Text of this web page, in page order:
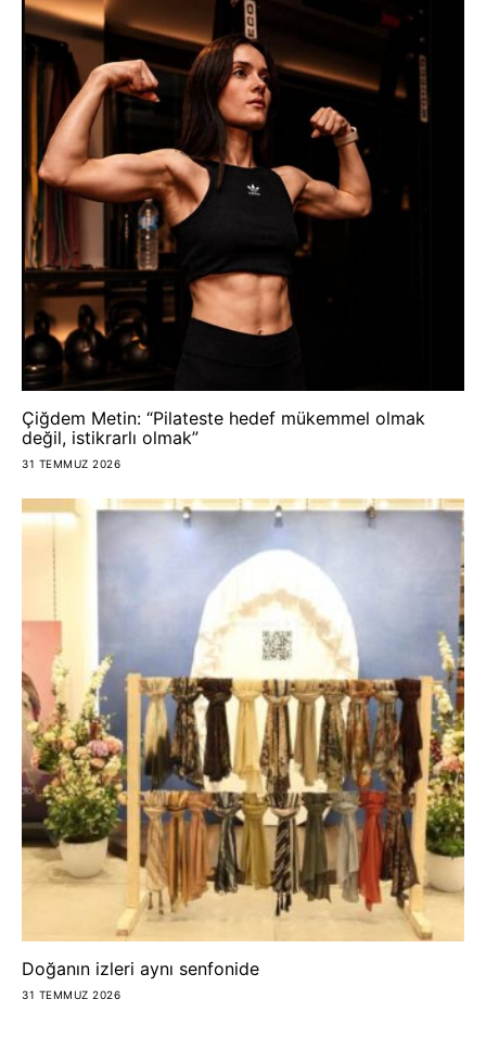
Çiğdem Metin: “Pilateste hedef mükemmel olmak
değil, istikrarlı olmak”
31 TEMMUZ 2026
Doğanın izleri aynı senfonide
31 TEMMUZ 2026